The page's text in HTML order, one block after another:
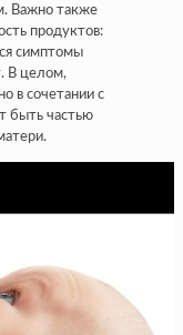
Важно также
продуктов:
симптомы
В целом,
в сочетании с
быть частью